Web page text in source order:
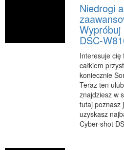
Adwokaci, Porady Prawne
Sprzątanie, Porządkowanie
Niedrogi
Wypróbuj
DSC-
Interesuje cię
całkiem
koniecznie
Teraz ten
znajdziesz w
tutaj poznasz
uzyskasz
Cyber-shot